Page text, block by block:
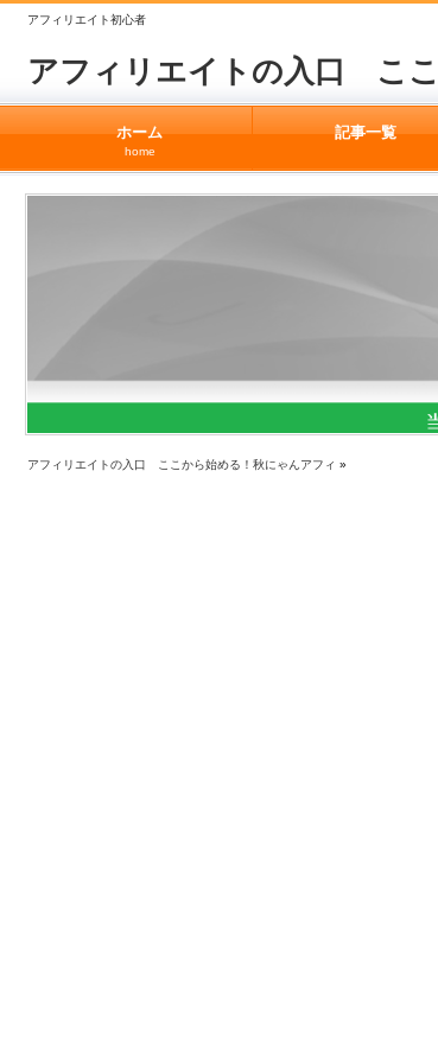
アフィリエイト初心者
アフィリエイトの入口 こ
ホーム
home
記事一覧
アフィリエイトの入口 ここから始める！秋にゃんアフィ »